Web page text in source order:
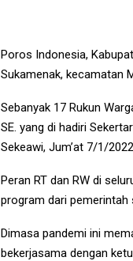
Poros Indonesia,
Sukamenak, kecamatan
Sebanyak 17 Rukun
SE. yang di hadiri
Sekeawi, Jum’at 7/1/2022.
Peran RT dan RW di
program dari pemerintah
Dimasa pandemi ini
bekerjasama dengan